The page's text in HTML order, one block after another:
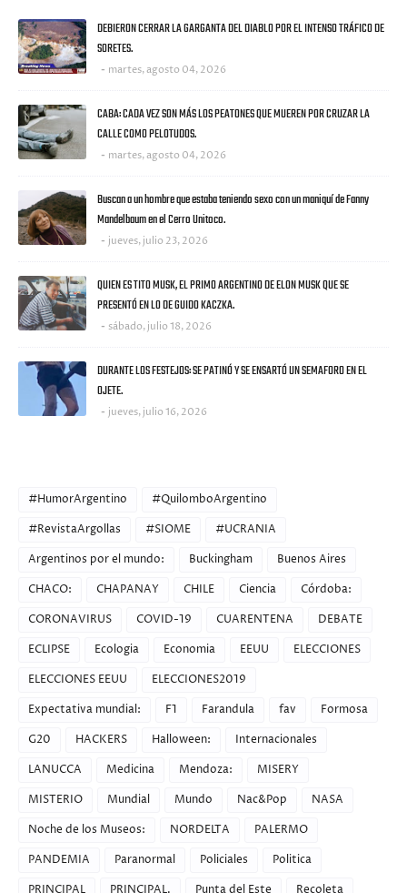
DEBIERON CERRAR LA GARGANTA DEL DIABLO POR EL INTENSO TRÁFICO DE
SORETES.
martes, agosto 04, 2026
CABA: CADA VEZ SON MÁS LOS PEATONES QUE MUEREN POR CRUZAR LA
CALLE COMO PELOTUDOS.
martes, agosto 04, 2026
Buscan a un hombre que estaba teniendo sexo con un maniquí de Fanny
Mandelbaum en el Cerro Unitoco.
jueves, julio 23, 2026
QUIEN ES TITO MUSK, EL PRIMO ARGENTINO DE ELON MUSK QUE SE
PRESENTÓ EN LO DE GUIDO KACZKA.
sábado, julio 18, 2026
DURANTE LOS FESTEJOS: SE PATINÓ Y SE ENSARTÓ UN SEMAFORO EN EL
OJETE.
jueves, julio 16, 2026
#HumorArgentino
#QuilomboArgentino
#RevistaArgollas
#SIOME
#UCRANIA
Argentinos por el mundo:
Buckingham
Buenos Aires
CHACO:
CHAPANAY CHILE Ciencia
Córdoba:
CORONAVIRUS
COVID-19 CUARENTENA
DEBATE
ECLIPSE
Ecologia Economia EEUU
ELECCIONES
ELECCIONES EEUU
ELECCIONES2019
Expectativa mundial:
F1 Farandula fav
Formosa
G20
HACKERS Halloween:
Internacionales
LANUCCA
Medicina Mendoza:
MISERY
MISTERIO
Mundial Mundo Nac&Pop
NASA
Noche de los Museos:
NORDELTA
PALERMO
PANDEMIA
Paranormal Policiales
Politica
PRINCIPAL
PRINCIPAL. Punta del Este Recoleta